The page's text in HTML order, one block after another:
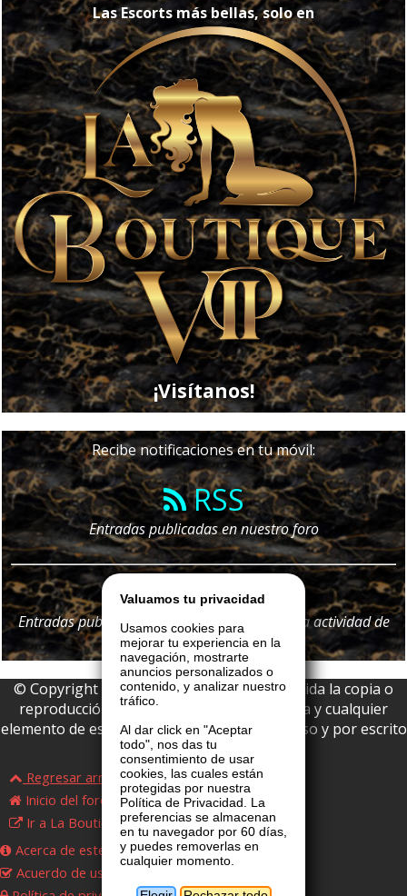
Las Escorts más bellas, solo en
¡Visítanos!
Recibe notificaciones en tu móvil:
RSS
Entradas publicadas en nuestro foro
Telegram
Entradas publicadas en nuestro foro y
la actividad de
nuestro portal
© Copyright 2026 La Boutique VIP • Prohibida la copia o
reproducción parcial o total de esta página y cualquier
elemento de este website sin permiso expreso y por escrito
de La Boutique VIP.
Regresar arriba
Inicio del foro
Ir a La Boutique VIP
Acerca de este foro
Acuerdo de uso
Valuamos tu privacidad
Usamos cookies para
mejorar tu experiencia en la
navegación, mostrarte
anuncios personalizados o
contenido, y analizar nuestro
tráfico.
Al dar click en "Aceptar
todo", nos das tu
consentimiento de usar
cookies, las cuales están
protegidas por nuestra
Política de Privacidad. La
preferencias se almacenan
en tu navegador por 60 días,
y puedes removerlas en
cualquier momento.